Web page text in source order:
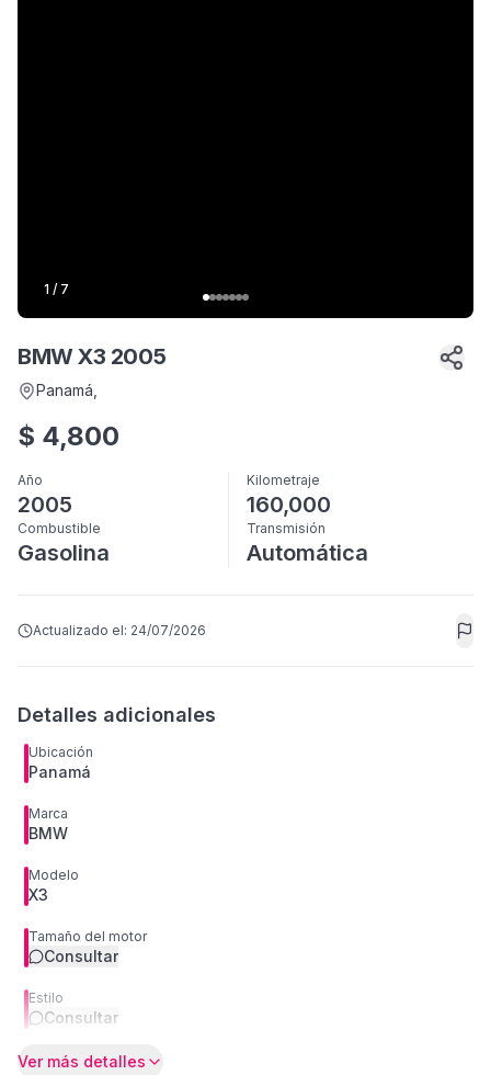
1 / 7
BMW X3 2005
Panamá
$ 4,800
Año
2005
Kilometraje
160,000
Combustible
Gasolina
Transmisión
Automática
Actualizado el: 24/07/2026
Detalles adicionales
Ubicación
Panamá
Marca
BMW
Modelo
X3
Tamaño del motor
Consultar
Estilo
Consultar
Ver más detalles